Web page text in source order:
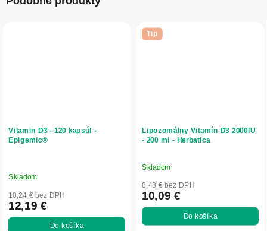
Vitamin D3 - 120 kapsúl -
Epigemic®
Skladom
10,24 € bez DPH
12,19 €
Do košíka
Tip
Lipozomálny Vitamín D3 2000IU
- 200 ml - Herbatica
Priemerné
hodnotenie
produktu
je
Skladom
8,48 € bez DPH
10,09 €
Do košíka